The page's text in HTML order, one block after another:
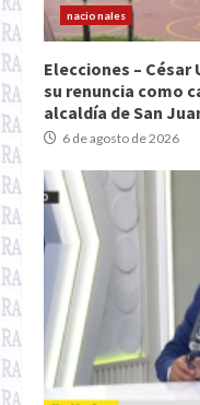
nacionales
Elecciones –
su renuncia como
alcaldía de San
6 de agosto de 2026